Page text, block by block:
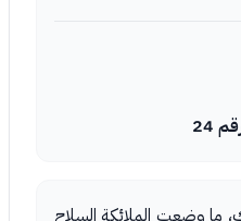
24
ما وضعت الملائكة السلاح